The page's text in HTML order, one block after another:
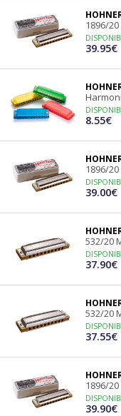
1896/
39.95€
8.55€
1896/
39.00€
532/20
37.90€
532/20
37.55€
1896/
39.90€